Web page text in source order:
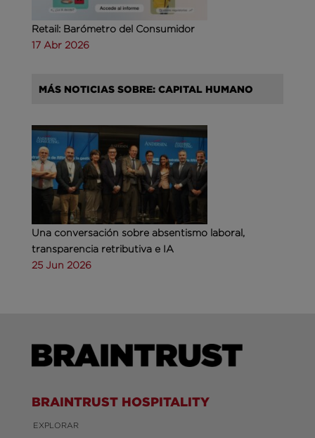
Retail: Barómetro del Consumidor
17 Abr 2026
MÁS NOTICIAS SOBRE: CAPITAL HUMANO
Una conversación sobre absentismo laboral,
transparencia retributiva e IA
25 Jun 2026
BRAINTRUST HOSPITALITY
EXPLORAR